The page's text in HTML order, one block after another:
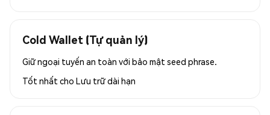
Cold Wallet (Tự quản lý)
Giữ ngoại tuyến an toàn với bảo mật seed phrase.
Tốt nhất cho Lưu trữ dài hạn